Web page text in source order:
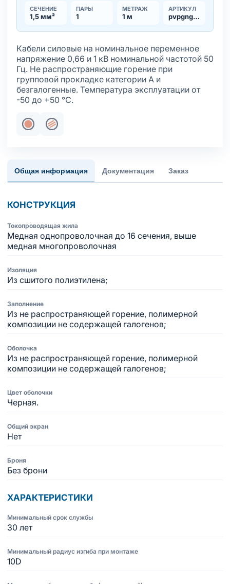
СЕЧЕНИЕ
1,5 мм²
ПАРЫ
1
МЕТРАЖ
1 м
АРТИКУЛ
pvpgnga-hf
Кабели силовые на номинальное переменное
напряжение 0,66 и 1 кВ номинальной частотой 50
Гц. Не распространяющие горение при
групповой прокладке категории А и
безгалогенные. Температура эксплуатации от
-50 до +50 °С.
Жила медная однопроволочная
Жила медная многопроволочная
Общая информация Документация Заказ
КОНСТРУКЦИЯ
Токопроводящая жила
Медная однопроволочная до 16 сечения, выше
медная многопроволочная
Изоляция
Из сшитого полиэтилена;
Заполнение
Из не распространяющей горение, полимерной
композиции не содержащей галогенов;
Оболочка
Из не распространяющей горение, полимерной
композиции не содержащей галогенов;
Цвет оболочки
Черная.
Общий экран
Нет
Броня
Без брони
ХАРАКТЕРИСТИКИ
Минимальный срок службы
30 лет
Минимальный радиус изгиба при монтаже
10D